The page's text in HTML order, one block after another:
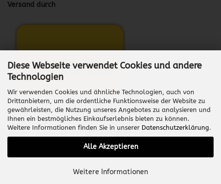
Diese Webseite verwendet Cookies und andere
Technologien
Wir verwenden Cookies und ähnliche Technologien, auch von
Drittanbietern, um die ordentliche Funktionsweise der Website zu
gewährleisten, die Nutzung unseres Angebotes zu analysieren und
Ihnen ein bestmögliches Einkaufserlebnis bieten zu können.
Weitere Informationen finden Sie in unserer Datenschutzerklärung.
Alle Akzeptieren
Weitere Informationen
Versand durch
Vertrag widerrufen